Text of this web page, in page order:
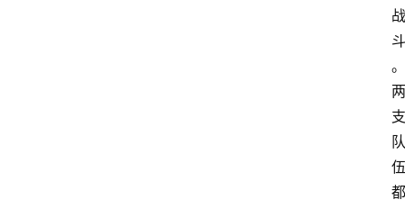
战
斗
。
两
支
队
伍
都